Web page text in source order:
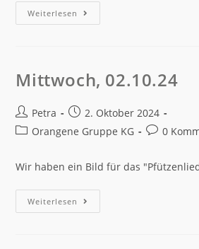
Weiterlesen
Mittwoch, 02.10.24
Petra
2. Oktober 2024
Orangene Gruppe KG
0
Wir haben ein Bild für das
Weiterlesen